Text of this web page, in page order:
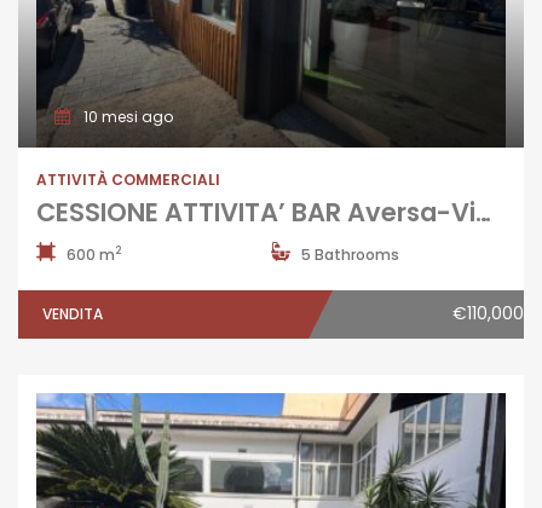
10 mesi ago
ATTIVITÀ COMMERCIALI
CESSIONE ATTIVITA’ BAR Aversa-Via Salvo D’Acquisto
600 m2 5 Bathrooms
VENDITA €110,000